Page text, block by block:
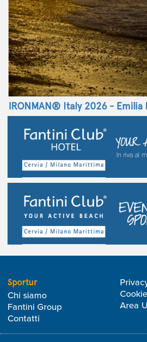
IRONMAN® Italy 2026 - Emilia
Sportur
Chi siamo
Fantini Group
Contatti
Area